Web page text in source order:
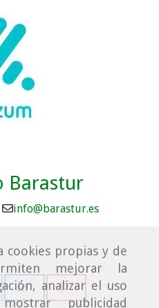
cookies propias y de
mejorar la
analizar el uso
publicidad
Barastur
info barastur.es